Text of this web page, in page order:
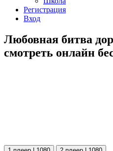
Регистрация
Вход
Любовная битва
смотреть онлайн